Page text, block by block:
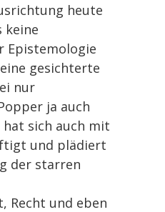
heute
keine
Epistemologie
gesichterte
nur
ja auch
sich auch mit
und plädiert
der starren
Recht und eben